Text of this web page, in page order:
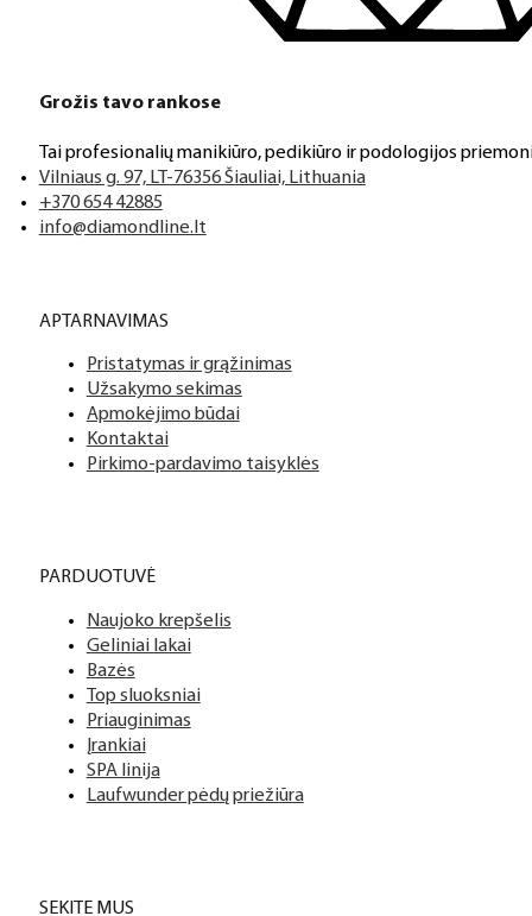
Jeigu turite klausimų ar iškilo problemų su užsakymu, mus
Aukštos kokybės produkcija
Mes siūlome tik aukščiausios kokybės produktus nagams,
Platus prekių katalogas
Turime daugiau nei 3000 produktų visiems Jūsų poreikiams
PDF katalogas
Tai profesionalių manikiūro, pedikiūro ir podologijos
Vilniaus g. 97, LT-76356 Šiauliai, Lithuania
+370 654 42885
Pristatymas ir grąžinimas
Užsakymo sekimas
Apmokėjimo būdai
Kontaktai
Naujoko krepšelis
Geliniai lakai
Bazės
Top sluoksniai
Priauginimas
Įrankiai
SPA linija